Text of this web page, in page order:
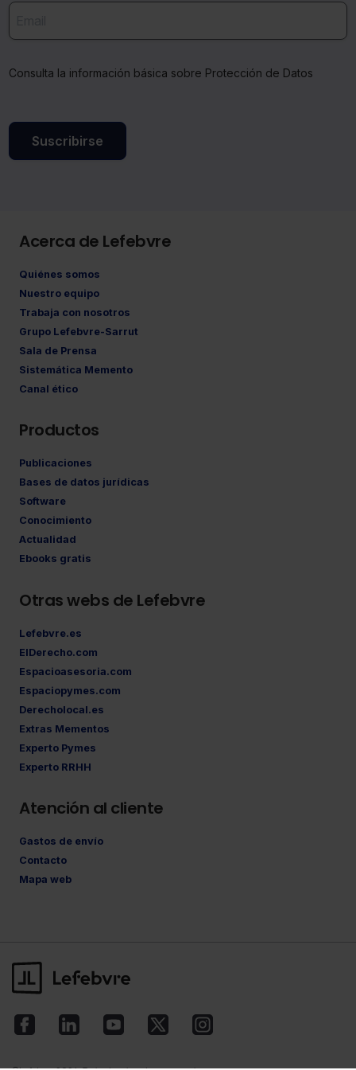
Consulta la información básica sobre Protección de Datos
Suscribirse
Acerca de Lefebvre
Quiénes somos
Nuestro equipo
Trabaja con nosotros
Grupo Lefebvre-Sarrut
Sala de Prensa
Sistemática Memento
Canal ético
Productos
Publicaciones
Bases de datos jurídicas
Software
Conocimiento
Actualidad
Ebooks gratis
Otras webs de Lefebvre
Lefebvre.es
ElDerecho.com
Espacioasesoria.com
Espaciopymes.com
Derecholocal.es
Extras Mementos
Experto Pymes
Experto RRHH
Atención al cliente
Gastos de envío
Contacto
Mapa web